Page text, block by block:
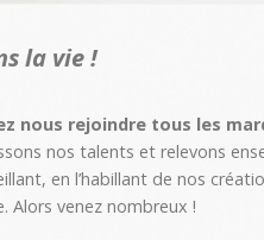
la vie !
nous rejoindre tous les
nos talents et relevons
en l’habillant de nos
Alors venez nombreux !